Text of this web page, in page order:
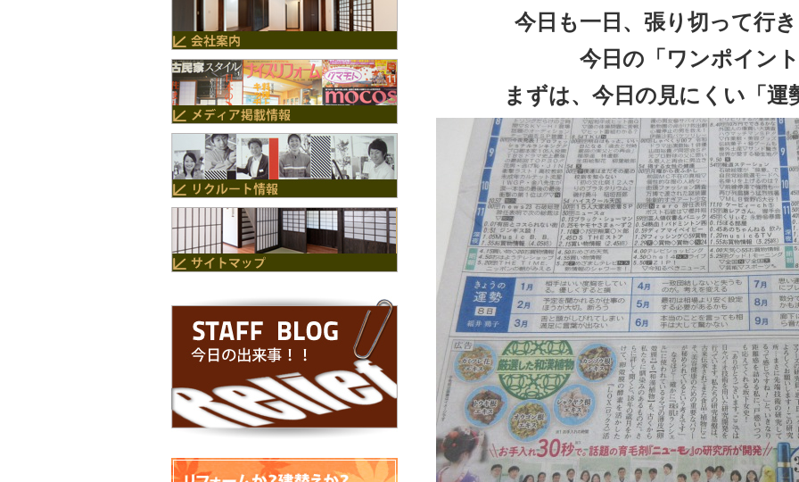
今日も一日、張り切って行
今日の「ワンポイン
まずは、今日の見にくい「運